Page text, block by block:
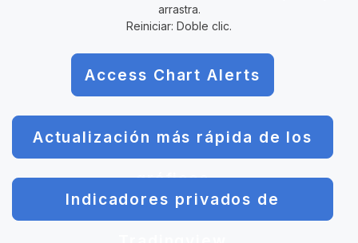
arrastra.
Reiniciar: Doble clic.
Access Chart Alerts
Actualización más rápida de los
gráficos
Indicadores privados de